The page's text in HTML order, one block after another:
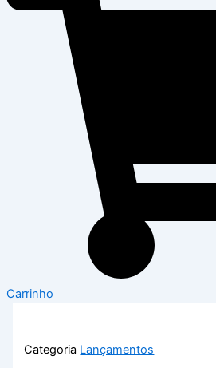
Carrinho
Categoria Lançamentos